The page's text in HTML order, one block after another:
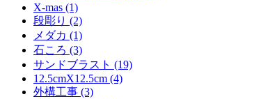
X-mas (1)
段彫り (2)
メダカ (1)
石ころ (3)
サンドブラスト (19)
12.5cmX12.5cm (4)
外構工事 (3)